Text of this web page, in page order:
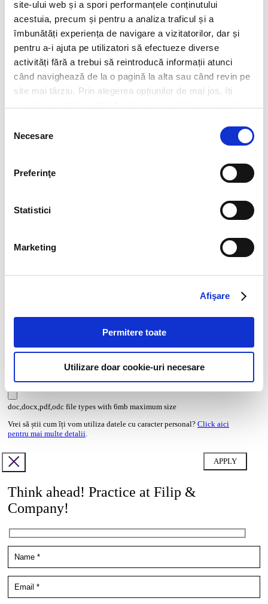
site-ului web și a spori performanțele conținutului
acestuia, precum și pentru a analiza traficul și a
îmbunătăți experiența de navigare a vizitatorilor, dar și
pentru a-i ajuta pe utilizatori să efectueze diverse
activități fără a trebui să reintroducă informații atunci
când navighează de la o pagină la alta sau când revin pe
site mai târziu. Prin alegerea opțiunilor de mai jos, îți
consimțământului
Necesare
Preferinţe
Statistici
Marketing
Afişare
Permitere toate
Utilizare doar cookie-uri necesare
database and to be contacted by Filip & Company for new
employment/collaboration opportunities by using the contact details included
More details here.
Think ahead!
doc,docx,pdf,odc file types with 6mb maximum size
Cover letter
doc,docx,pdf,odc file types with 6mb maximum size
Vrei să știi cum îți vom utiliza datele cu caracter personal? Click aici
pentru mai multe detalii
Think ahead! Practice at Filip &
Company!